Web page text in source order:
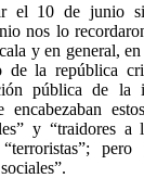
el 10 de junio
nos lo
y en general,
de la república
pública de la
y “traidores